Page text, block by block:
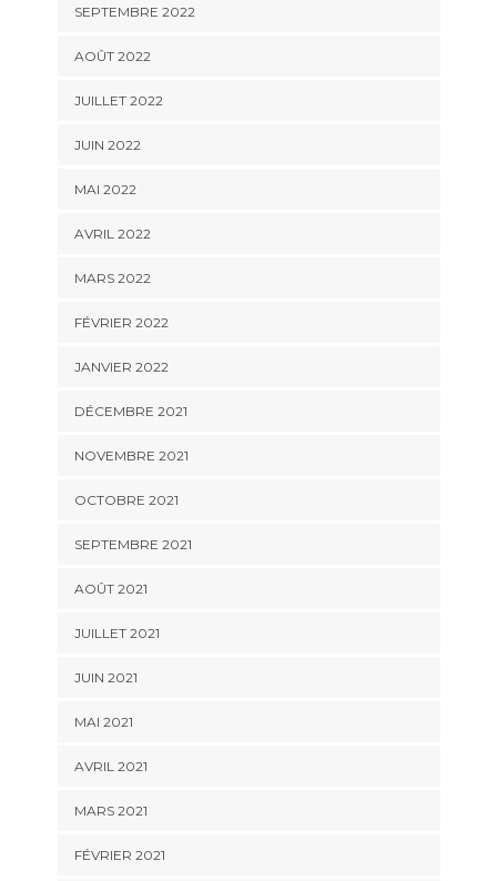
SEPTEMBRE 2022
AOÛT 2022
JUILLET 2022
JUIN 2022
MAI 2022
AVRIL 2022
MARS 2022
FÉVRIER 2022
JANVIER 2022
DÉCEMBRE 2021
NOVEMBRE 2021
OCTOBRE 2021
SEPTEMBRE 2021
AOÛT 2021
JUILLET 2021
JUIN 2021
MAI 2021
AVRIL 2021
MARS 2021
FÉVRIER 2021